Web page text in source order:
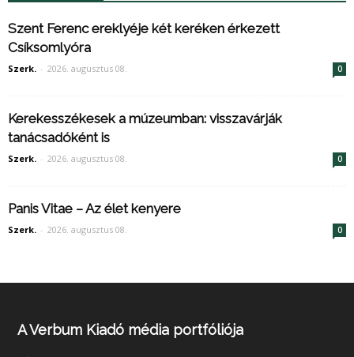
Szent Ferenc ereklyéje két keréken érkezett
Csíksomlyóra
Szerk. - 2026. augusztus 08. 0
Kerekesszékesek a múzeumban: visszavárják
tanácsadóként is
Szerk. - 2026. augusztus 08. 0
Panis Vitae – Az élet kenyere
Szerk. - 2026. augusztus 08. 0
A Verbum Kiadó média portfóliója